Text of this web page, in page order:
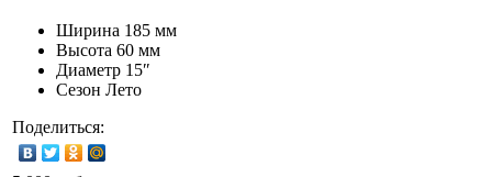
Ширина 185 мм
Высота 60 мм
Диаметр 15″
Сезон Лето
Поделиться: